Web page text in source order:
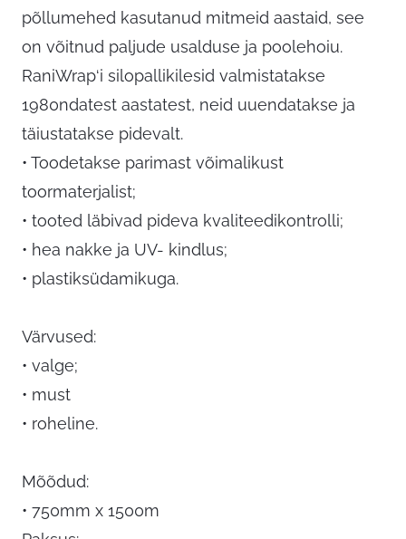
põllumehed kasutanud mitmeid aastaid, see
on võitnud paljude usalduse ja poolehoiu.
RaniWrap‘i silopallikilesid valmistatakse
1980ndatest aastatest, neid uuendatakse ja
täiustatakse pidevalt.
• Toodetakse parimast võimalikust
toormaterjalist;
• tooted läbivad pideva kvaliteedikontrolli;
• hea nakke ja UV- kindlus;
• plastiksüdamikuga.
Värvused:
• valge;
• must
• roheline.
Mõõdud:
• 750mm x 1500m